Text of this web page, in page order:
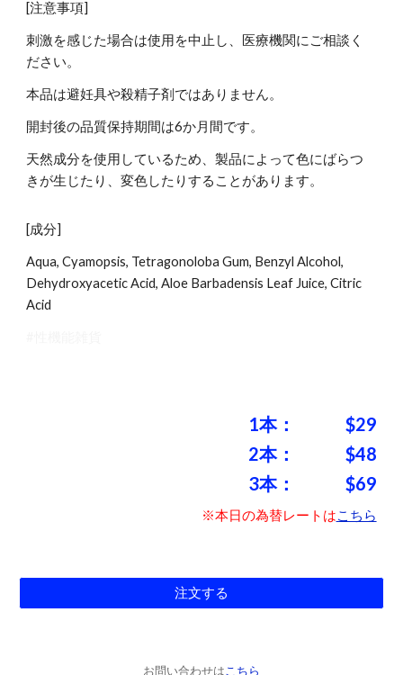
[注意事項]
刺激を感じた場合は使用を中止し、医療機関にご相談く
ださい。
本品は避妊具や殺精子剤ではありません。
開封後の品質保持期間は6か月間です。
天然成分を使用しているため、製品によって色にばらつ
きが生じたり、変色したりすることがあります。
[成分]
Aqua, Cyamopsis, Tetragonoloba Gum, Benzyl Alcohol,
Dehydroxyacetic Acid, Aloe Barbadensis Leaf Juice, Citric
Acid
1本： $29
2本：
$48
3本：
$69
※本日の為替レートはこちら
注文する
お問い合わせはこちら